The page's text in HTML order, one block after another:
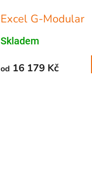
Excel G-Modular
Skladem
od 16 179 Kč